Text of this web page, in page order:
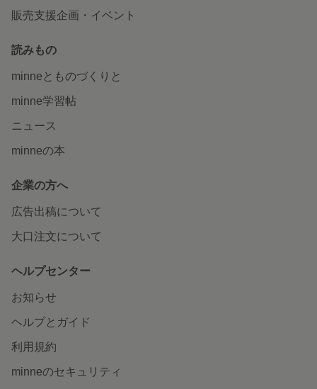
販売支援企画・イベント
読みもの
minneとものづくりと
minne学習帖
ニュース
minneの本
企業の方へ
広告出稿について
大口注文について
ヘルプセンター
お知らせ
ヘルプとガイド
利用規約
minneのセキュリティ